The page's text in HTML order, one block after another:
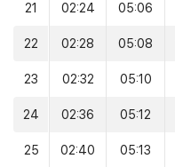
21 02:24 05:06
22 02:28 05:08
23 02:32 05:10
24 02:36 05:12
25 02:40 05:13